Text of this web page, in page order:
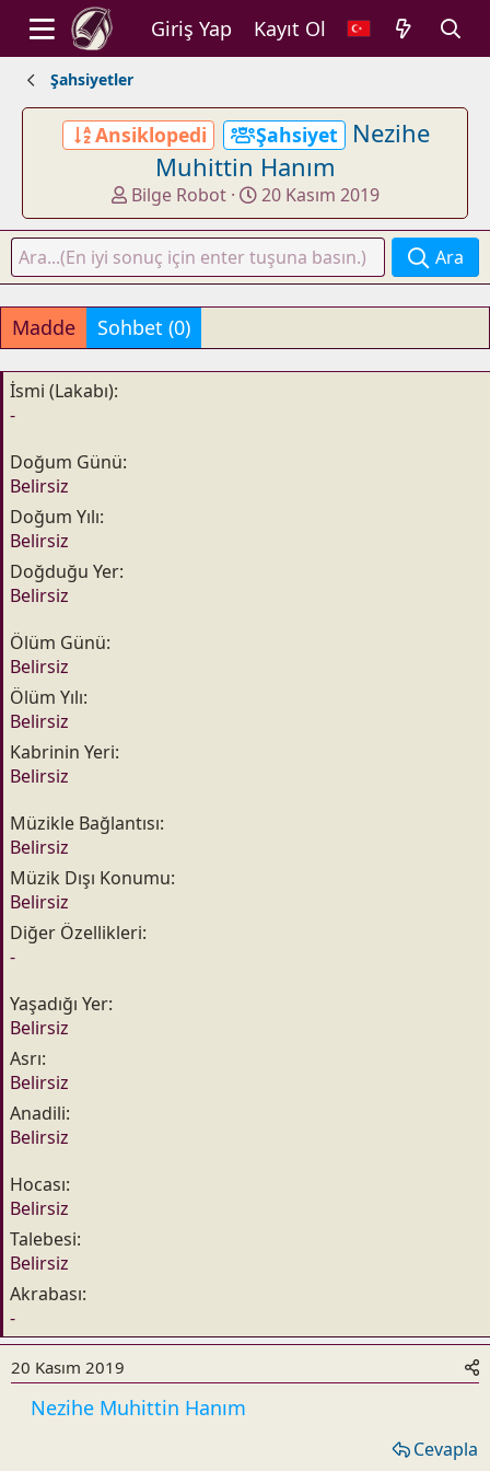
Giriş Yap Kayıt Ol
Şahsiyetler
Ansiklopedi Şahsiyet
Nezihe
Muhittin Hanım
K
o
n
u
y
u
b
Bilge Robot
B
a
ş
l
a
n
20 Kasım 2019
Ara
Madde Sohbet (0)
İsmi (Lakabı)
-
Doğum Günü
Belirsiz
Doğum Yılı
Belirsiz
Doğduğu Yer
Belirsiz
Ölüm Günü
Belirsiz
Ölüm Yılı
Belirsiz
Kabrinin Yeri
Belirsiz
Müzikle Bağlantısı
Belirsiz
Müzik Dışı Konumu
Belirsiz
Diğer Özellikleri
-
Yaşadığı Yer
Belirsiz
Asrı
Belirsiz
Anadili
Belirsiz
Hocası
Belirsiz
Talebesi
Belirsiz
Akrabası
-
20 Kasım 2019
Nezihe Muhittin Hanım
Cevapla